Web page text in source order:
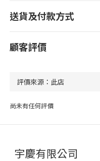
送貨及付款方式
顧客評價
尚未有任何評價
宇慶有限公司